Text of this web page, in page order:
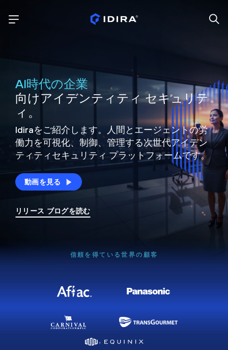
AI時代の企業
向けアイデンティティ セキュリテ
ィ。
Idiraをご紹介します。人間とエージェントの労
働力を可視化、制御、 管理する次世代アイデン
ティティセキュリティ プラットフォームです。
動画を見る
リリース ブログを読む
信頼を得ている世界の顧客